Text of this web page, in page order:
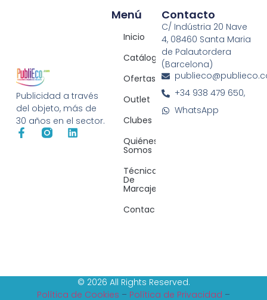
Publicidad a través
del objeto, más de
30 años en el sector.
Menú
Inicio
Catálogos
Ofertas
Outlet
Clubes
Quiénes
Somos
Técnicas
De
Marcaje
Contacto
Contacto
C/ Indústria 20 Nave
4, 08460 Santa Maria
de Palautordera
(Barcelona)
+34 938 479 650,
WhatsApp
© 2026 All Rights Reserved.
Política de Cookies – Política de Privacidad –